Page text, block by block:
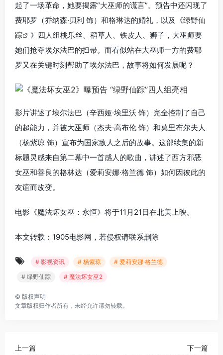
起了一场革命，她要揭露“大巫师的谎言”。预告中还闪现了
费耶罗（乔纳森·贝利 饰）和格琳达的婚礼，以及《绿野仙
踪
》四人组桃乐丝、稻草人、铁皮人、狮子，大巫师要
她们抢夺埃尔法巴的扫帚。而看似站在大巫师一方的费耶
罗又在关键时刻帮助了埃尔法巴， 故事将如何发展呢？
影片讲述了埃尔法巴（辛西娅·埃里沃 饰）完全控制了自己
的超能力，并被大巫师（杰夫·高布伦 饰）和莫里布尔夫人
（杨紫琼 饰）宣布为国家敌人之后的故事。这部续集的新
标题灵感来自第二幕中一首感人的歌曲，讲述了西方邪恶
女巫和善良的格林达（爱莉安娜·格兰德 饰）如何因彼此的
友谊而改变。
电影《魔法坏女巫：永恒》将于11月21日在北美上映。
本文转载：1905电影网，若侵权请联系删除
# 影视资讯 # 杨紫琼
# 爱莉安娜·格兰德
# 绿野仙踪
# 魔法坏女巫2
© 版权声明
文章版权归作者所有，未经允许请勿转载。
上一篇 下一篇